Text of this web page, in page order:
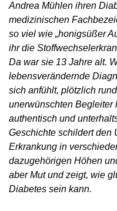
Andrea Mühlen ihren
medizinischen
so viel wie „honigsüßer
ihr die
Da war sie 13 Jahre alt.
lebensverändernde
sich anfühlt, plötzlich
unerwünschten Begleiter
authentisch und
Geschichte schildert den
Erkrankung in
dazugehörigen Höhen
aber Mut und zeigt, wie
Diabetes sein kann.